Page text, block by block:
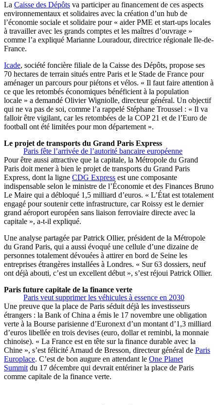
La Caisse des Dépôts va participer au financement de ces aspects
environnementaux et solidaires avec la création d’un hub de
l’économie sociale et solidaire pour « aider PME et start-ups locales
à travailler avec les grands comptes et les maîtres d’ouvrage »
comme l’a expliqué Marianne Louradour, directrice régionale Ile-de-
France.
Icade, société foncière filiale de la Caisse des Dépôts, propose ses
70 hectares de terrain situés entre Paris et le Stade de France pour
aménager un parcours pour piétons et vélos. « Il faut faire attention à
ce que les retombés économiques bénéficient à la population
locale » a demandé Olivier Wigniolle, directeur général. Un objectif
qui ne va pas de soi, comme l’a rappelé Stéphane Troussel : « Il va
falloir être vigilant, car les retombées de la COP 21 et de l’Euro de
football ont été limitées pour mon département ».
Paris fête l’arrivée de l’autorité bancaire européenne
Le projet de transports du Grand Paris Express
Pour être aussi attractive que la capitale, la Métropole du Grand
Paris doit mener à bien le projet de transports du Grand Paris
Express, dont la ligne CDG Express est une composante
indispensable selon le ministre de l’Économie et des Finances Bruno
Le Maire qui a débloqué 1,5 milliard d’euros. « L’État est totalement
engagé pour soutenir cette infrastructure, car Roissy est le dernier
grand aéroport européen sans liaison ferroviaire directe avec la
capitale », a-t-il expliqué.
Une analyse partagée par Patrick Ollier, président de la Métropole
du Grand Paris, qui a aussi évoqué une cellule d’une dizaine de
personnes totalement dévouées à attirer en bord de Seine les
entreprises étrangères installées à Londres. « Sur 63 dossiers, neuf
ont déjà abouti, c’est un excellent début », s’est réjoui Patrick Ollier.
Paris veut supprimer les véhicules à essence en 2030
Paris future capitale de la finance verte
Une preuve que la place de Paris séduit déjà les investisseurs
étrangers : la Bank of China a émis le 17 novembre une obligation
verte à la Bourse parisienne d’Euronext d’un montant d’1,3 milliard
d’euros libellée en trois devises (euro, dollar et reminbi, la monnaie
chinoise). « La France est en tête sur la finance durable avec la
Chine », s’est félicité Arnaud de Bresson, directeur général de Paris
Europlace. C’est de bon augure en attendant le One Planet
Summit du 17 décembre qui devrait entériner la place de Paris
comme capitale de la finance verte.